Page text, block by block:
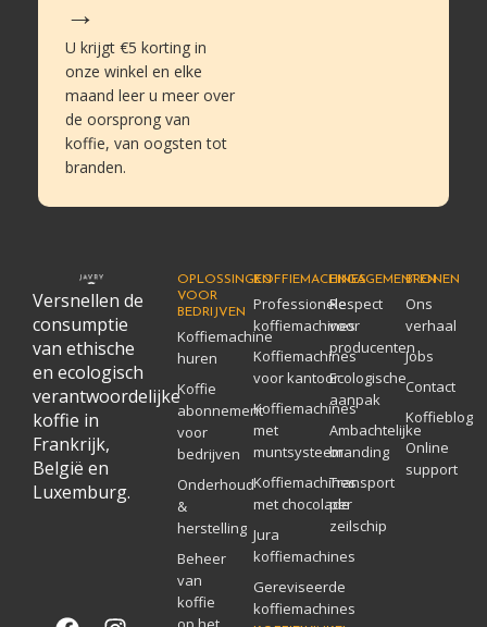
→
U krijgt €5 korting in
onze winkel en elke
maand leer u meer over
de oorsprong van
koffie, van oogsten tot
branden.
Versnellen de
consumptie
van ethische
en ecologisch
verantwoordelijke
koffie in
Frankrijk,
België en
Luxemburg.
OPLOSSINGEN
VOOR
BEDRIJVEN
Koffiemachine
huren
Koffie
abonnement
voor
bedrijven
Onderhoud
&
herstelling
Beheer
van
koffie
KOFFIEMACHINES
Professionele
koffiemachines
Koffiemachines
voor kantoor
Koffiemachines
met
muntsysteem
Koffiemachines
met chocolade
Jura
koffiemachines
Gereviseerde
koffiemachines
ENGAGEMENTEN
Respect
voor
producenten
Ecologische
aanpak
Ambachtelijke
branding
Transport
per
zeilschip
BRONEN
Ons
verhaal
Jobs
Contact
Koffieblog
Online
support